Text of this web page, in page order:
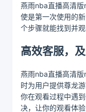
燕雨nba直播高清
使是第一次使用的
个步骤就能找到并
高效客服，
燕雨nba直播高清
时为用户提供尊龙
你在观看过程中遇
决，让你的观看体验